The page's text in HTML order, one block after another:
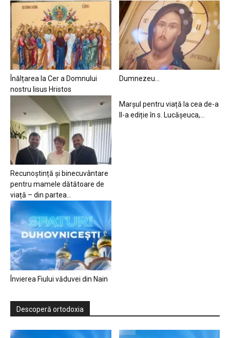
Înălțarea la Cer a Domnului
nostru Iisus Hristos
Dumnezeu…
Recunoștință și binecuvântare
pentru mamele dătătoare de
viață – din partea...
Marșul pentru viață la cea de-a
II-a ediție în s. Lucășeuca,...
Învierea Fiului văduvei din Nain
Descoperă ortodoxia